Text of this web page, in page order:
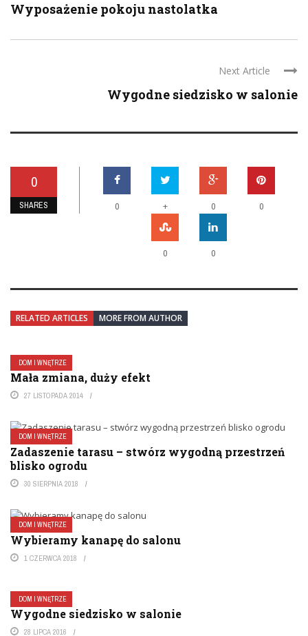
Wyposażenie pokoju nastolatka
Next Article
Wygodne siedzisko w salonie
0
SHARES 0 + 0 0
0 0
RELATED ARTICLES MORE FROM AUTHOR
DOM I WNĘTRZE
Mała zmiana, duży efekt
27 LISTOPADA 2014
DOM I WNĘTRZE
Zadaszenie tarasu – stwórz wygodną przestrzeń
blisko ogrodu
30 SIERPNIA 2018
DOM I WNĘTRZE
Wybieramy kanapę do salonu
1 CZERWCA 2018
DOM I WNĘTRZE
Wygodne siedzisko w salonie
28 LIPCA 2016